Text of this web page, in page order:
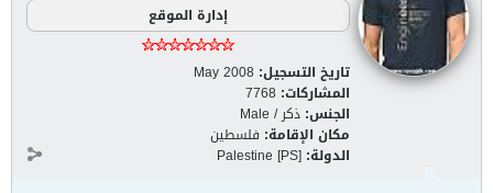
إدارة الموقع
تاريخ التسجيل: May 2008
المشاركات: 7768
الجنس: ذكر / Male
مكان الإقامة: فلسطين
الدولة: Palestine [PS]